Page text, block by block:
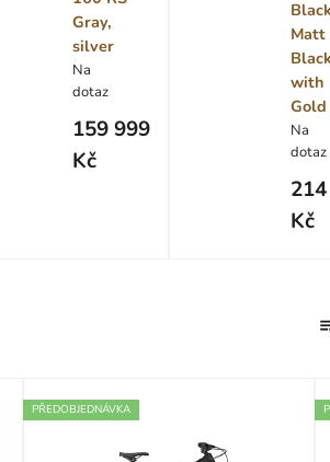
Gray,
silver
Na
dotaz
159 999
Kč
Matt
with
Gold
Na
dotaz
Kč
PŘEDOBJEDNÁVKA